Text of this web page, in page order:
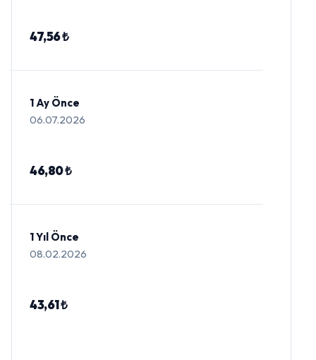
47,56 ₺
1 Ay Önce
06.07.2026
46,80 ₺
1 Yıl Önce
08.02.2026
43,61 ₺